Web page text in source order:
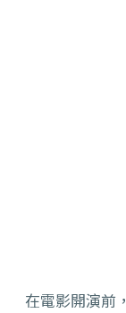
在電影開演前